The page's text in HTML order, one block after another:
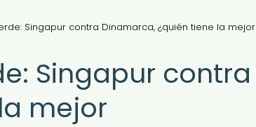
Singapur contra Dinamarca, ¿quién tiene la mejor
Singapur contra
mejor